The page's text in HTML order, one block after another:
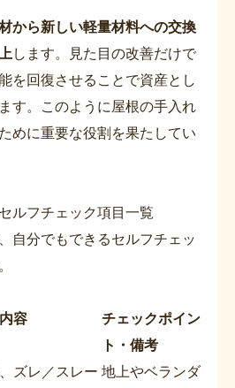
から新しい軽量材料への交換
します。見た目の改善だけで
を回復させることで資産とし
す。このように屋根の手入れ
めに重要な役割を果たしてい
ルフチェック項目一覧
自分でもできるセルフチェッ
容
チェックポイン
ト・備考
ズレ／スレー 地上やベランダ